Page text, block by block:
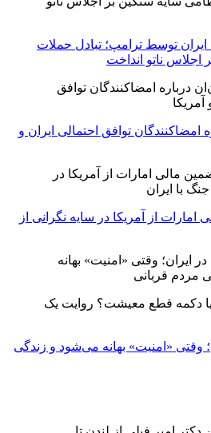
ایران توسط ترامپ؛ تبادل حملات
ناتو انداخت
امضاکنندگان توافق احتمالی ایران و
از آمریکا در سایه نگرانی از
یا دکمه قطع معیشت؟ روایت یک
وقتی «امنیت» بهانه می‌شود و زندگی